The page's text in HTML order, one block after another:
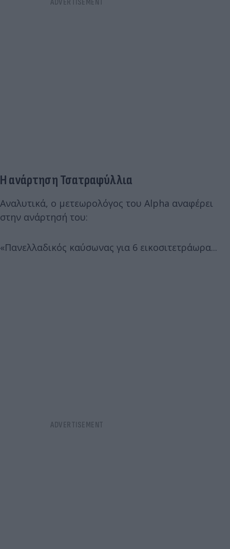
Η ανάρτηση Τσατραφύλλια
Αναλυτικά, ο μετεωρολόγος του Alpha αναφέρει
στην ανάρτησή του:
«Πανελλαδικός καύσωνας για 6 εικοσιτετράωρα...